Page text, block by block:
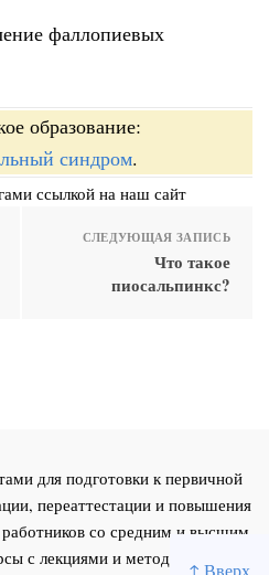
фаллопиевых
образование:
синдром.
ссылкой на наш сайт
СЛЕДУЮЩАЯ ЗАПИСЬ
Что такое
пиосальпинкс?
для подготовки к первичной
переаттестации и повышения
со средним и высшим
с лекциями и методическими